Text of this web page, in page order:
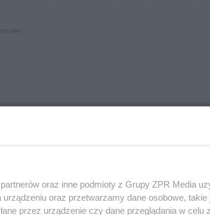
oraz inne podmioty z Grupy ZPR Media
oraz przetwarzamy dane osobowe, takie
przez urządzenie czy dane przeglądania w celu